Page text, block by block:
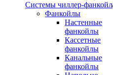
Системы чиллер-фанкойл
Фанкойлы
Настенные
фанкойлы
Кассетные
фанкойлы
Канальные
фанкойлы